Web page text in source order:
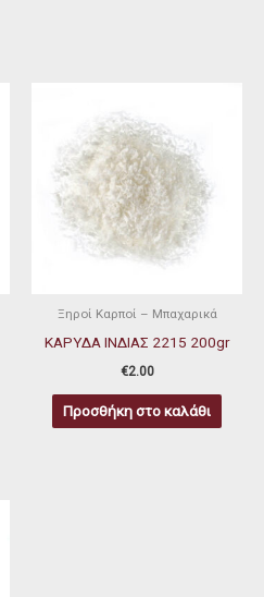
Ξηροί Καρποί – Μπαχαρικά
ΚΑΡΥΔΑ ΙΝΔΙΑΣ 2215 200gr
€2.00
Προσθήκη στο καλάθι